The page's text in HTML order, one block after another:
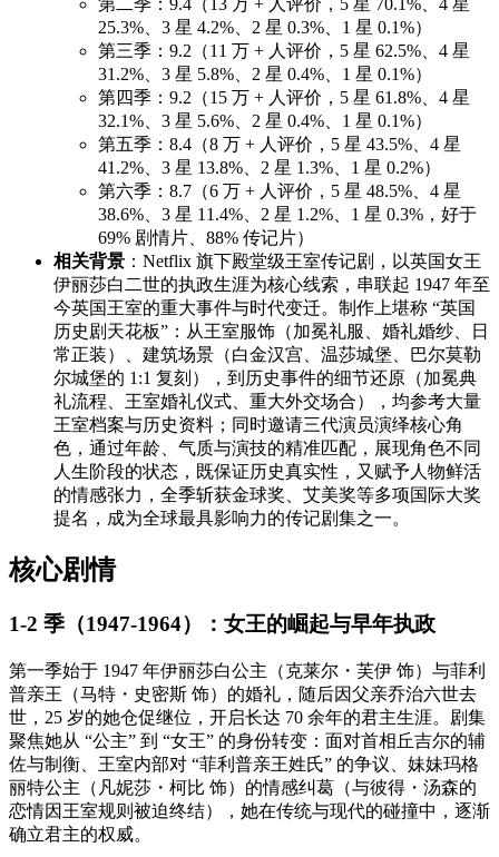
25.3%、3 星 4.2%、2 星 0.3%、1 星 0.1%）
第三季：9.2（11 万 + 人评价，5 星 62.5%、4 星
31.2%、3 星 5.8%、2 星 0.4%、1 星 0.1%）
第四季：9.2（15 万 + 人评价，5 星 61.8%、4 星
32.1%、3 星 5.6%、2 星 0.4%、1 星 0.1%）
第五季：8.4（8 万 + 人评价，5 星 43.5%、4 星
41.2%、3 星 13.8%、2 星 1.3%、1 星 0.2%）
第六季：8.7（6 万 + 人评价，5 星 48.5%、4 星
38.6%、3 星 11.4%、2 星 1.2%、1 星 0.3%，好于
69% 剧情片、88% 传记片）
相关背景 ：Netflix 旗下殿堂级王室传记剧，以英国女王
伊丽莎白二世的执政生涯为核心线索，串联起 1947 年至
今英国王室的重大事件与时代变迁。制作上堪称 “英国
历史剧天花板”：从王室服饰（加冕礼服、婚礼婚纱、日
常正装）、建筑场景（白金汉宫、温莎城堡、巴尔莫勒
尔城堡的 1:1 复刻），到历史事件的细节还原（加冕典
礼流程、王室婚礼仪式、重大外交场合），均参考大量
王室档案与历史资料；同时邀请三代演员演绎核心角
色，通过年龄、气质与演技的精准匹配，展现角色不同
人生阶段的状态，既保证历史真实性，又赋予人物鲜活
的情感张力，全季斩获金球奖、艾美奖等多项国际大奖
提名，成为全球最具影响力的传记剧集之一。
核心剧情
1-2 季（1947-1964）：女王的崛起与早年执政
第一季始于 1947 年伊丽莎白公主（克莱尔・芙伊 饰）与菲利
普亲王（马特・史密斯 饰）的婚礼，随后因父亲乔治六世去
世，25 岁的她仓促继位，开启长达 70 余年的君主生涯。剧集
聚焦她从 “公主” 到 “女王” 的身份转变：面对首相丘吉尔的辅
佐与制衡、王室内部对 “菲利普亲王姓氏” 的争议、妹妹玛格
丽特公主（凡妮莎・柯比 饰）的情感纠葛（与彼得・汤森的
恋情因王室规则被迫终结），她在传统与现代的碰撞中，逐渐
确立君主的权威。